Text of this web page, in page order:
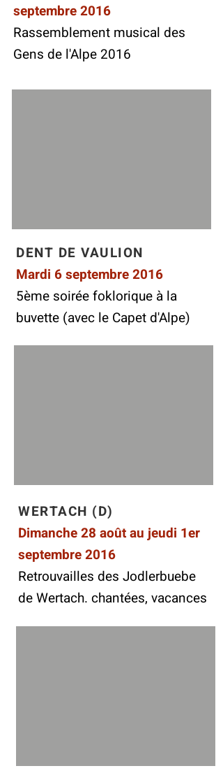
septembre 2016
Rassemblement musical des
Gens de l'Alpe 2016
DENT DE VAULION
Mardi 6 septembre 2016
5ème soirée foklorique à la
buvette (avec le Capet d'Alpe)
WERTACH (D)
Dimanche 28 août au jeudi 1er
septembre 2016
Retrouvailles des Jodlerbuebe
de Wertach. chantées, vacances